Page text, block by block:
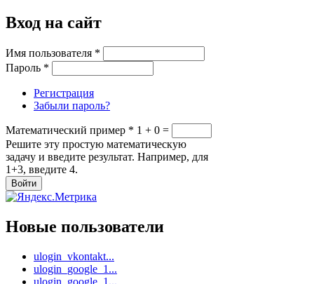
Вход на сайт
Имя пользователя *
Пароль *
Регистрация
Забыли пароль?
Математический пример * 1 + 0 =
Решите эту простую математическую
задачу и введите результат. Например, для
1+3, введите 4.
Новые пользователи
ulogin_vkontakt...
ulogin_google_1...